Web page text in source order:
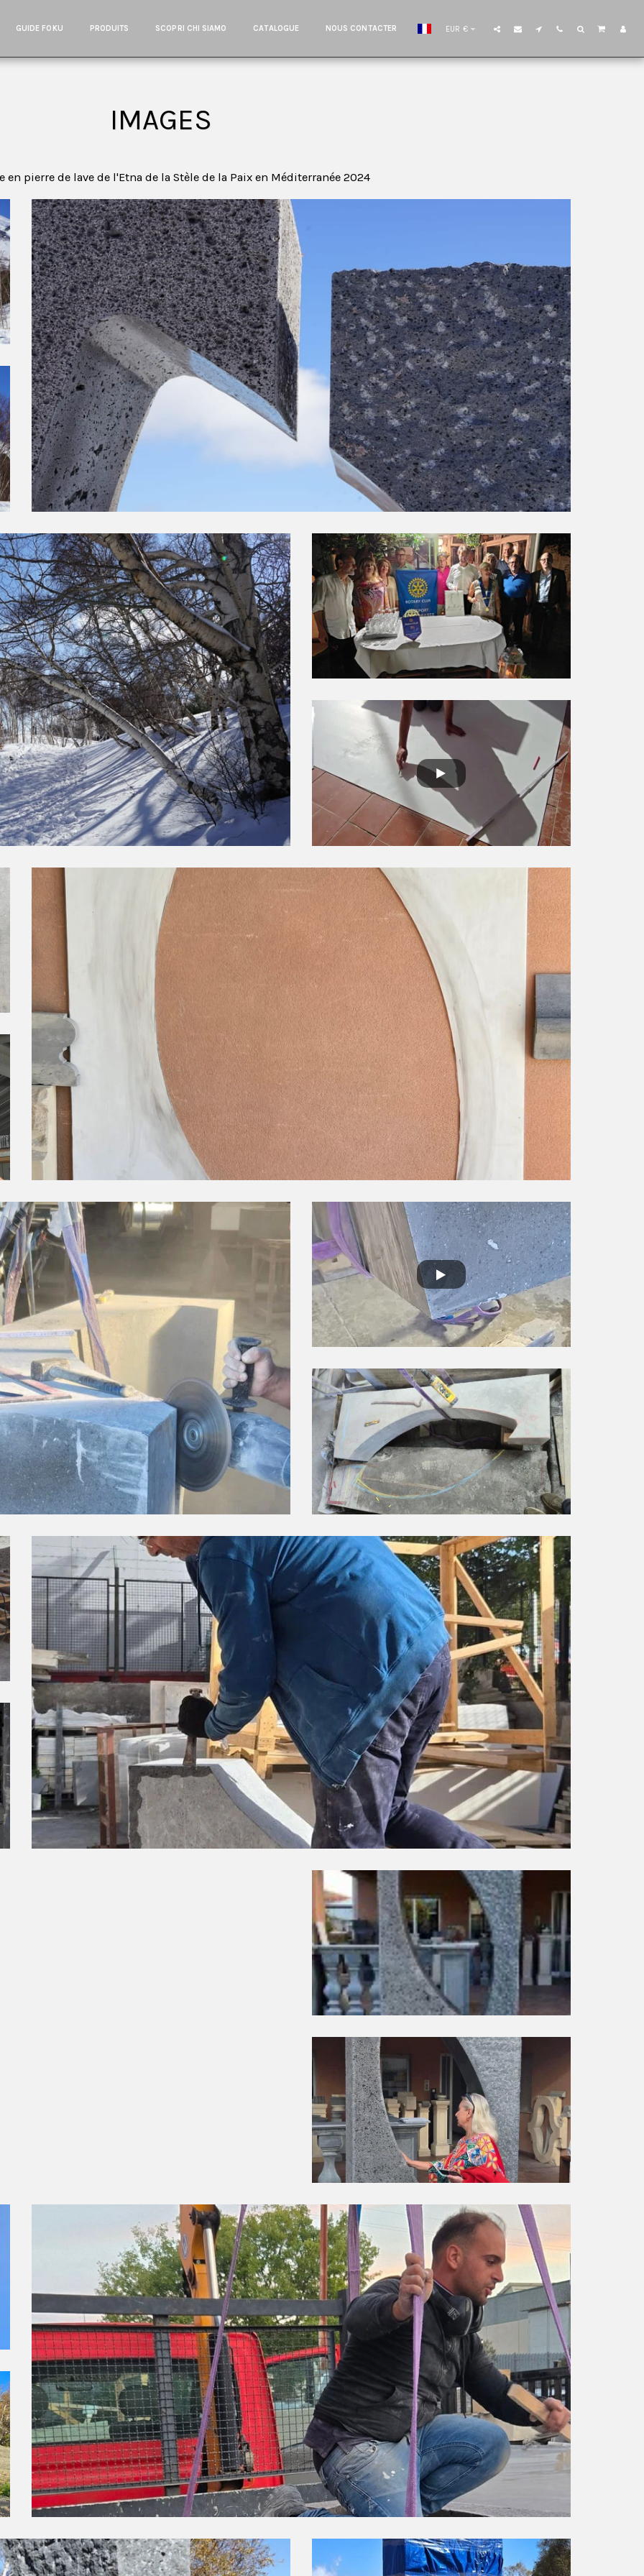
GUIDE FOKU PRODUITS SCOPRI CHI SIAMO CATALOGUE NOUS CONTACTER EUR €
IMAGES
en pierre de lave de l'Etna de la Stèle de la Paix en Méditerranée 2024
Présentation du croquis
Préparation des modèles
phases de traitement
Phases de traitement
Phase de placement